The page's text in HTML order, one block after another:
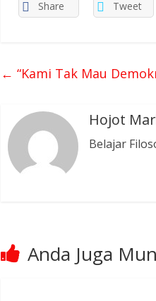
h
a
D
S
)
e
a
r
Share Tweet
← “Kami Tak Mau
Hojot
Belajar
Anda Juga